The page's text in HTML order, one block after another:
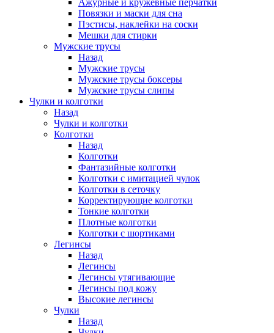
Ажурные и кружевные перчатки
Повязки и маски для сна
Пэстисы, наклейки на соски
Мешки для стирки
Мужские трусы
Назад
Мужские трусы
Мужские трусы боксеры
Мужские трусы слипы
Чулки и колготки
Назад
Чулки и колготки
Колготки
Назад
Колготки
Фантазийные колготки
Колготки с имитацией чулок
Колготки в сеточку
Корректирующие колготки
Тонкие колготки
Плотные колготки
Колготки с шортиками
Легинсы
Назад
Легинсы
Легинсы утягивающие
Легинсы под кожу
Высокие легинсы
Чулки
Назад